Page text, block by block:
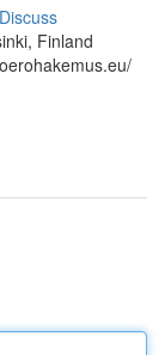
Discuss
Finland